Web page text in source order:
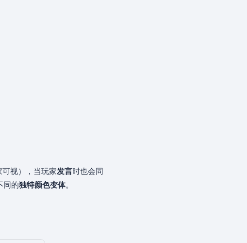
可视），当玩家发言时也会同
同的独特颜色变体。